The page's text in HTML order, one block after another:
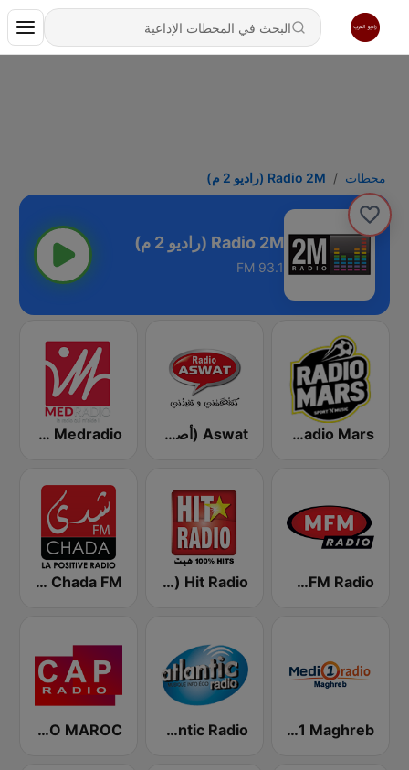
محطات Radio 2M (راديو 2 م)
Radio 2M (راديو 2 م)
93.1 FM
Radio Mars (راديو مرس) Aswat (أصوات) Medradio (ميد راديو)
MFM Radio (مفم راديو) Hit Radio (هيت راديو) Chada FM (شدى فم)
Medi 1 Maghreb (ميدى1 مغرب) Atlantic Radio (أتلانتيك راديو) CAP RADIO MAROC